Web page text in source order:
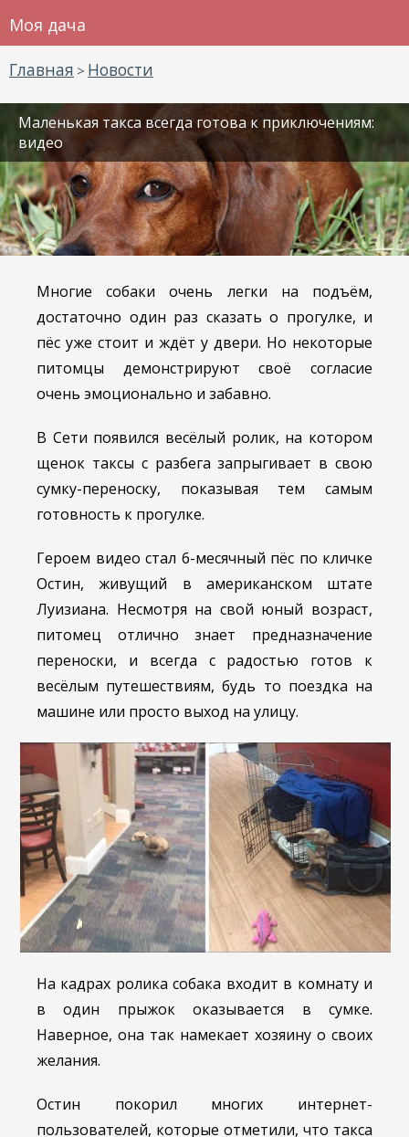
Моя дача
Главная > Новости
Маленькая такса всегда готова к приключениям:
видео
Многие собаки очень легки на подъём,
достаточно один раз сказать о прогулке, и
пёс уже стоит и ждёт у двери. Но некоторые
питомцы демонстрируют своё согласие
очень эмоционально и забавно.
В Сети появился весёлый ролик, на котором
щенок таксы с разбега запрыгивает в свою
сумку-переноску, показывая тем самым
готовность к прогулке.
Героем видео стал 6-месячный пёс по кличке
Остин, живущий в американском штате
Луизиана. Несмотря на свой юный возраст,
питомец отлично знает предназначение
переноски, и всегда с радостью готов к
весёлым путешествиям, будь то поездка на
машине или просто выход на улицу.
На кадрах ролика собака входит в комнату и
в один прыжок оказывается в сумке.
Наверное, она так намекает хозяину о своих
желания.
Остин покорил многих интернет-
пользователей, которые отметили, что такса